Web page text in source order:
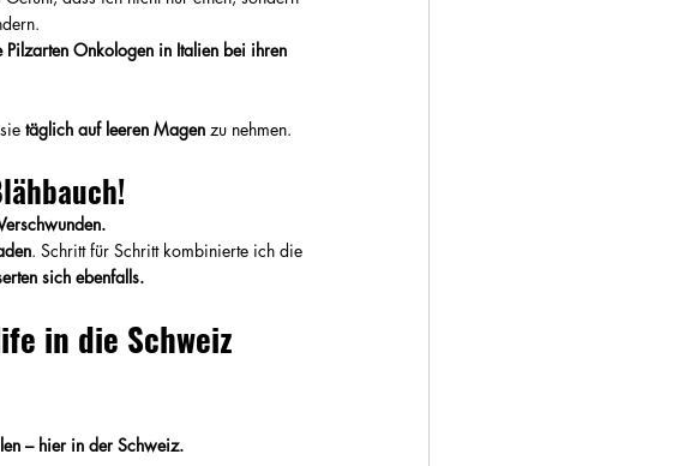
Pilzarten Onkologen in Italien bei ihren
täglich auf leeren Magen zu nehmen.
. Schritt für Schritt kombinierte ich die
sich ebenfalls.
in die Schweiz
– hier in der Schweiz.